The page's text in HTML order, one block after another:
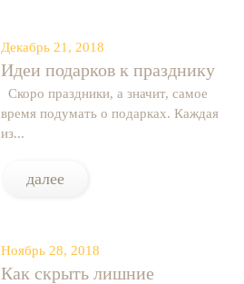
Декабрь 21, 2018
Идеи подарков к празднику
Скоро праздники, а значит, самое
время подумать о подарках. Каждая
из...
далее
Ноябрь 28, 2018
Как скрыть лишние